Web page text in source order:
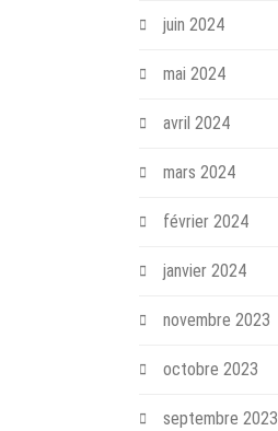
juin 2024
mai 2024
avril 2024
mars 2024
février 2024
janvier 2024
novembre 2023
octobre 2023
septembre 2023